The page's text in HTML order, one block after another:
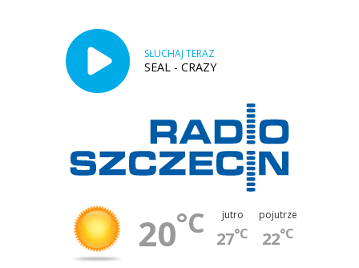
SŁUCHAJ TERAZ
SEAL - CRAZY
20°C jutro
27°C
pojutrze
22°C